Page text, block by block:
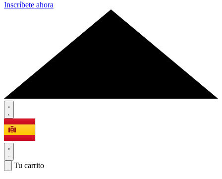
Inscríbete ahora
Tu carrito